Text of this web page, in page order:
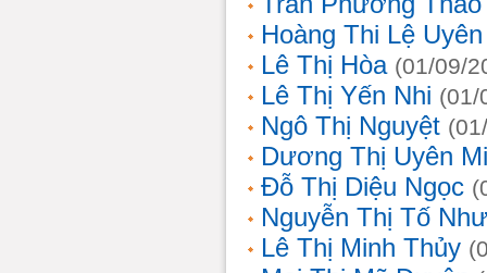
Hoàng Thi Lệ Uyên
Lê Thị Hòa (01/09/
Lê Thị Yến Nhi (01/
Ngô Thị Nguyệt
Dương Thị Uyên Mi
Đỗ Thị Diệu Ngọc
Nguyễn Thị Tố Như
Lê Thị Minh Thủy